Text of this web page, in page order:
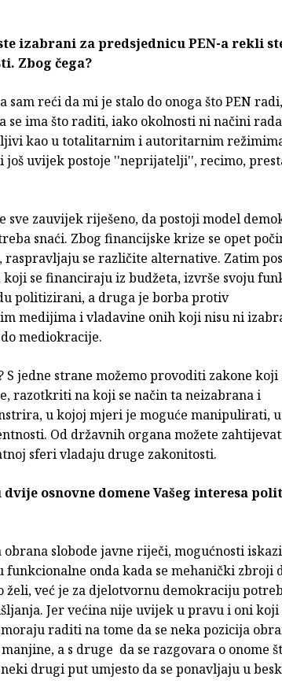
izabrani za predsjednicu PEN-a rekli
Zbog čega?
sam reći da mi je stalo do onoga što PEN
se ima što raditi, iako okolnosti ni načini
kao u totalitarnim i autoritarnim
još uvijek postoje ''neprijatelji'', recimo,
sve zauvijek riješeno, da postoji model
snaći. Zbog financijske krize se opet
se različite alternative. Zatim
se financiraju iz budžeta, izvrše svoju
politizirani, a druga je borba protiv
medijima i vladavine onih koji nisu ni
mediokracije.
jedne strane možemo provoditi zakone koji
razotkriti na koji se način ta neizabrana i
u kojoj mjeri je moguće manipulirati,
Od državnih organa možete
sferi vladaju druge zakonitosti.
dvije osnovne domene Vašeg interesa
obrana slobode javne riječi, mogućnosti
onda kada se mehanički zbroji
želi, već je za djelotvornu demokraciju
Jer većina nije uvijek u pravu i oni koji
raditi na tome da se neka pozicija
a s druge da se razgovara o onome
drugi put umjesto da se ponavljaju u